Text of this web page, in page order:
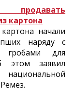
картона
начали
наряду с
гробами для
этом заявил